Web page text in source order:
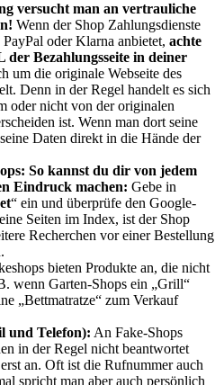
versucht man an vertrauliche
! Wenn der Shop Zahlungsdienste
oder Klarna anbietet, achte
Bezahlungsseite in deiner
um die originale Webseite des
Denn in der Regel handelt es sich
oder nicht von der originalen
ist. Wenn man dort seine
Daten direkt in die Hände der
So kannst du dir von jedem
Eindruck machen: Gebe in
“ ein und überprüfe den Google-
Seiten im Index, ist der Shop
Recherchen vor einer Bestellung
bieten Produkte an, die nicht
wenn Garten-Shops ein „Grill“
„Bettmatratze“ zum Verkauf
und Telefon): An Fake-Shops
in der Regel nicht beantwortet
an. Oft ist die Rufnummer auch
spricht man aber auch persönlich